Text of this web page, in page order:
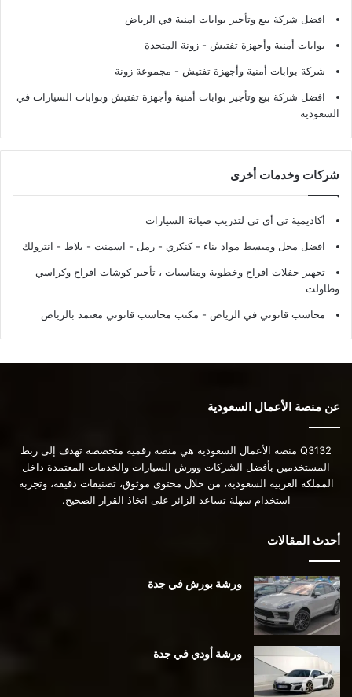
افضل شركة بيع وتأجير بوابات امنية في الرياض
بوابات أمنية وأجهزة تفتيش - زونة المتحدة
شركة بوابات أمنية وأجهزة تفتيش - مجموعة زونة
افضل شركة بيع وتأجير بوابات أمنية وأجهزة تفتيش وبوابات السيارات في
السعودية
شركات وخدمات أخرى
أكاديمية تي أي تي لتدريب صيانة السيارات
افضل محل ومبسط مواد بناء - كنكري - رمل - اسمنت - بلاط - انترولك
تجهيز حفلات افراح وخطوبة ومناسبات ، تأجير كوشات افراح وكراسي
وطاولت
محاسب قانوني في الرياض - مكتب محاسب قانوني معتمد بالرياض
عن منصة الأعمال السعودية
Q3132 منصة الأعمال السعودية هي منصة رقمية متخصصة تهدف إلى ربط
المستخدمين بأفضل الشركات وورش السيارات والخدمات المعتمدة داخل
المملكة العربية السعودية، من خلال محتوى موثوق، تصنيفات دقيقة، وتجربة
استخدام سهلة تساعد الزائر على اتخاذ القرار الصحيح.
أحدث المقالات
ورشة بورش في جدة
ورشة أودي في جدة